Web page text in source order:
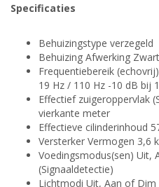
Specificaties
Behuizingstype verzegeld
Behuizing Afwerking
Frequentiebereik
19 Hz / 110 Hz -10 dB bij
Effectief zuigeroppervlak
vierkante meter
Effectieve cilinderinhoud
Versterker Vermogen 3,6
Voedingsmodus(sen) Uit,
(Signaaldetectie)
Lichtmodi Uit, Aan of Dim